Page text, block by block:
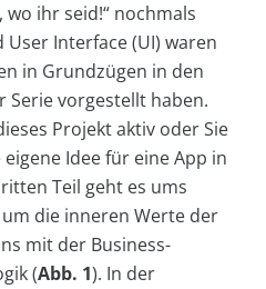
wo ihr seid!“ nochmals
Interface (UI) waren
in Grundzügen in den
Serie vorgestellt haben.
Projekt aktiv oder Sie
Idee für eine App in
Teil geht es ums
die inneren Werte der
mit der Business-
(Abb. 1). In der